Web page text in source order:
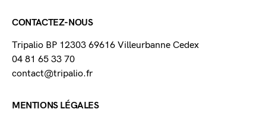
CONTACTEZ-NOUS
Tripalio BP 12303 69616 Villeurbanne Cedex
04 81 65 33 70
contact@tripalio.fr
MENTIONS LÉGALES